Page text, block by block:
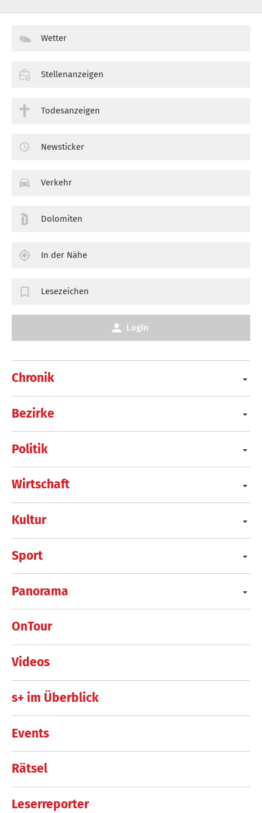
Chronik
Bezirke
Politik
Wirtschaft
Kultur
Sport
Panorama
OnTour
Videos
s+ im Überblick
Events
Rätsel
Leserreporter
Wetter
Stellenanzeigen
Todesanzeigen
Newsticker
Verkehr
Dolomiten
In der Nähe
Lesezeichen
Login